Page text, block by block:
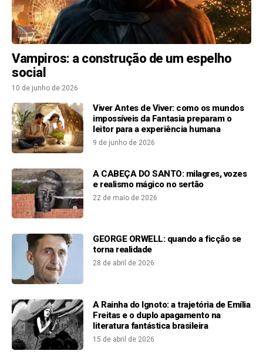
Vampiros: a construção de um espelho
social
10 de junho de 2026
Viver Antes de Viver: como os mundos
impossíveis da Fantasia preparam o
leitor para a experiência humana
9 de junho de 2026
A CABEÇA DO SANTO: milagres, vozes
e realismo mágico no sertão
22 de maio de 2026
GEORGE ORWELL: quando a ficção se
torna realidade
28 de abril de 2026
A Rainha do Ignoto: a trajetória de Emília
Freitas e o duplo apagamento na
literatura fantástica brasileira
15 de abril de 2026